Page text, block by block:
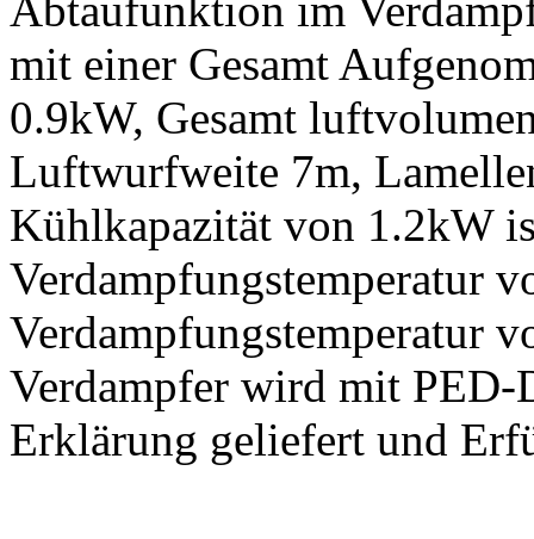
mit einer Gesamt
0.9kW, Gesamt
Luftwurfweite 7m,
Kühlkapazität von 1.2kW
Verdampfungstemperatur
Verdampfungstemperatur
Verdampfer wird mit
Erklärung geliefert und